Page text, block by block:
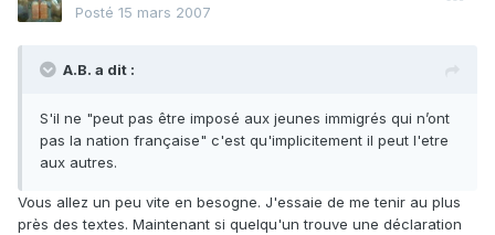
Posté 15 mars 2007
A.B. a dit :
S'il ne "peut pas être imposé aux jeunes immigrés qui n’ont
pas la nation française" c'est qu'implicitement il peut l'etre
aux autres.
Vous allez un peu vite en besogne. J'essaie de me tenir au plus
près des textes. Maintenant si quelqu'un trouve une déclaration